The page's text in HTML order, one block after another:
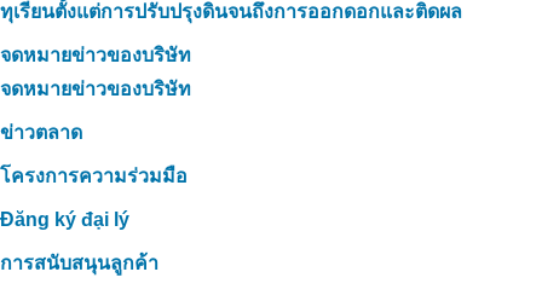
ทุเรียนตั้งแต่การปรับปรุงดินจนถึงการออกดอกและติดผล
จดหมายข่าวของบริษัท
จดหมายข่าวของบริษัท
ข่าวตลาด
โครงการความร่วมมือ
Đăng ký đại lý
การสนับสนุนลูกค้า